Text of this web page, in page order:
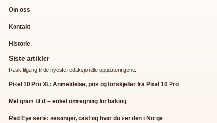
Om oss
Kontakt
Historie
Siste artikler
Rask tilgang til de nyeste redaksjonelle oppdateringene.
Pixel 10 Pro XL: Anmeldelse, pris og forskjeller fra Pixel 10 Pro
Mel gram til dl – enkel omregning for baking
Red Eye serie: sesonger, cast og hvor du ser den i Norge